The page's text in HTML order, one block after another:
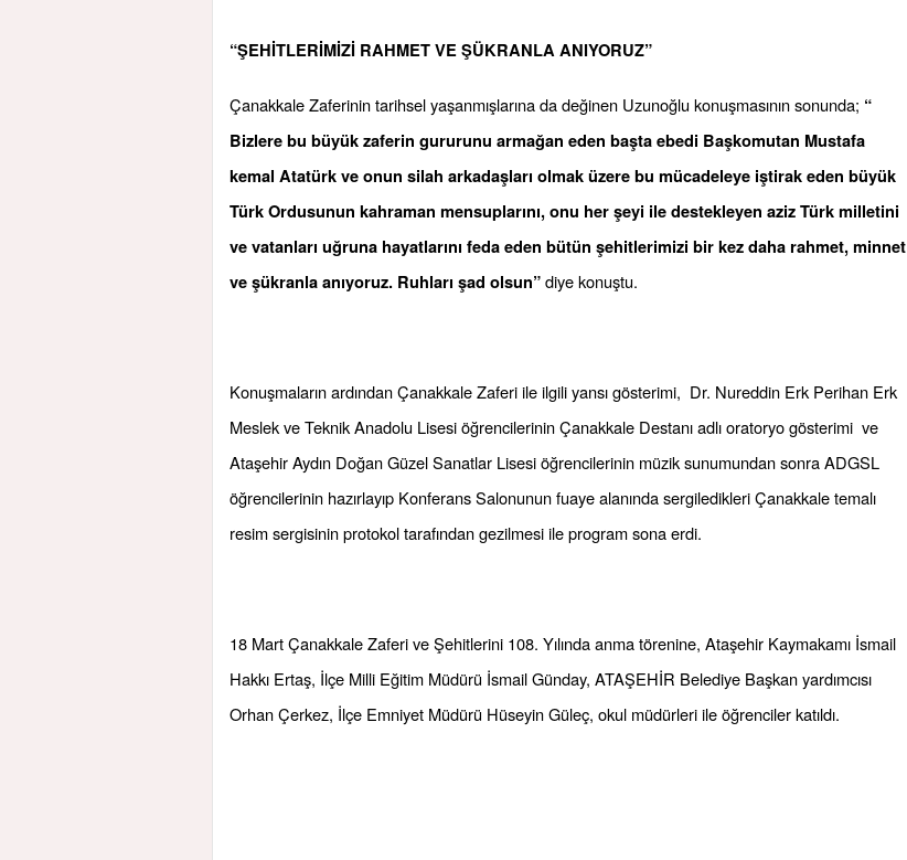
“ŞEHİTLERİMİZİ RAHMET VE ŞÜKRANLA ANIYORUZ”
Çanakkale Zaferinin tarihsel yaşanmışlarına da değinen Uzunoğlu konuşmasının sonunda; “
Bizlere bu büyük zaferin gururunu armağan eden başta ebedi Başkomutan Mustafa
kemal Atatürk ve onun silah arkadaşları olmak üzere bu mücadeleye iştirak eden büyük
Türk Ordusunun kahraman mensuplarını, onu her şeyi ile destekleyen aziz Türk milletini
ve vatanları uğruna hayatlarını feda eden bütün şehitlerimizi bir kez daha rahmet, minnet
ve şükranla anıyoruz. Ruhları şad olsun”diye konuştu.
Konuşmaların ardından Çanakkale Zaferi ile ilgili yansı gösterimi, Dr. Nureddin Erk Perihan Erk
Meslek ve Teknik Anadolu Lisesi öğrencilerinin Çanakkale Destanı adlı oratoryo gösterimi ve
Ataşehir Aydın Doğan Güzel Sanatlar Lisesi öğrencilerinin müzik sunumundan sonra ADGSL
öğrencilerinin hazırlayıp Konferans Salonunun fuaye alanında sergiledikleri Çanakkale temalı
resim sergisinin protokol tarafından gezilmesi ile program sona erdi.
18 Mart Çanakkale Zaferi ve Şehitlerini 108. Yılında anma törenine, Ataşehir Kaymakamı İsmail
Hakkı Ertaş, İlçe Milli Eğitim Müdürü İsmail Günday, ATAŞEHİR Belediye Başkan yardımcısı
Orhan Çerkez, İlçe Emniyet Müdürü Hüseyin Güleç, okul müdürleri ile öğrenciler katıldı.